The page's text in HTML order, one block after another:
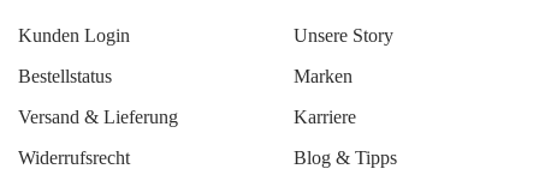
Kunden Login
Bestellstatus
Versand & Lieferung
Widerrufsrecht
Unsere Story
Marken
Karriere
Blog & Tipps